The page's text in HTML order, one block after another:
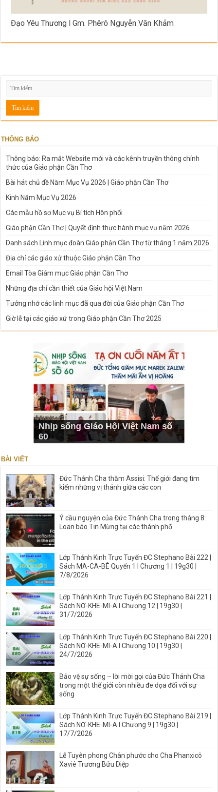
Đạo Yêu Thương l Gm. Phêrô Nguyễn Văn Khảm
THÔNG BÁO
Thông báo: Ra mắt Website mới và các kênh truyền thông chính
thức của Giáo phận Cần Thơ
Bài hát chủ đề Năm Mục Vụ 2026 | Giáo phận Cần Thơ
Kinh Năm Mục Vụ 2026
Các mẫu hồ sơ Mục vụ Bí tích Hôn phối
Giáo phận Cần Thơ | Quyết định thực hành mục vụ năm 2026
Danh sách Linh mục đoàn Giáo phận Cần Thơ từ tháng 1 năm 2026
Địa chỉ các giáo xứ thuộc Giáo phận Cần Thơ
Email Tòa Giám mục Giáo phận Cần Thơ
Những địa chỉ cần thiết của Giáo hội Việt Nam
Tưởng nhớ các linh mục đã qua đời của Giáo phận Cần Thơ
Giờ lễ tại các giáo xứ trong Giáo phận Cần Thơ 2025
Nhịp sống Giáo Hội Việt Nam số
60
BÀI VIẾT
Đức Thánh Cha thăm Assisi: Thế giới đang tìm
kiếm những vị thánh giữa các con
Ý cầu nguyện của Đức Thánh Cha trong tháng 8:
Loan báo Tin Mừng tại các thành phố
Lớp Thánh Kinh Trực Tuyến ĐC Stephano Bài 222 |
Sách MA-CA-BÊ Quyển 1 I Chương 1 | 19g30 |
7/8/2026
Lớp Thánh Kinh Trực Tuyến ĐC Stephano Bài 221 |
Sách NƠ-KHE-MI-A I Chương 12 | 19g30 |
31/7/2026
Lớp Thánh Kinh Trực Tuyến ĐC Stephano Bài 220 |
Sách NƠ-KHE-MI-A I Chương 10 | 19g30 |
24/7/2026
Bảo vệ sự sống – lời mời gọi của Đức Thánh Cha
trong một thế giới còn nhiều đe dọa đối với sự
sống
Lớp Thánh Kinh Trực Tuyến ĐC Stephano Bài 219 |
Sách NƠ-KHE-MI-A I Chương 9 | 19g30 |
17/7/2026
Lễ Tuyên phong Chân phước cho Cha Phanxicô
Xaviê Trương Bửu Diệp